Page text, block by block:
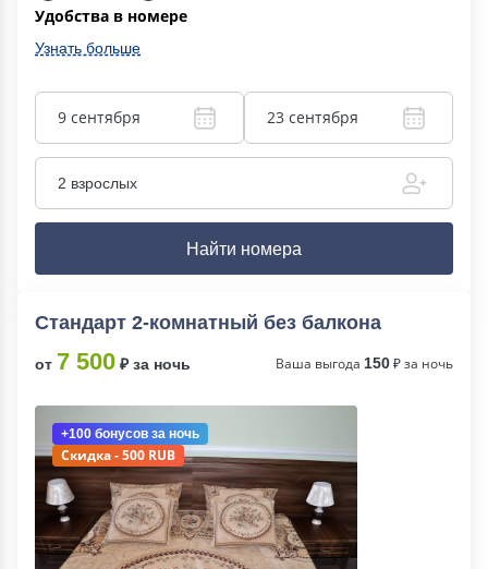
Удобства в номере
Узнать больше
9 сентября 23 сентября
2 взрослых
Найти номера
Стандарт 2-комнатный без балкона
от 7 500 ₽ за ночь Ваша выгода 150₽ за ночь
+100 бонусов за ночь
Скидка - 500 RUB